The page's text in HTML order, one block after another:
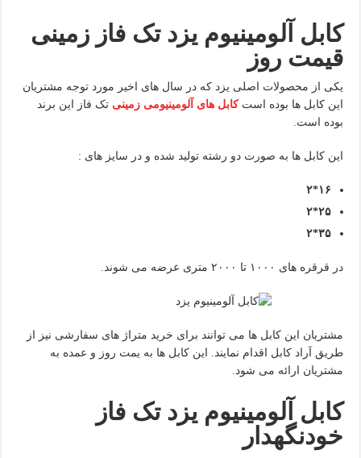
کابل آلومینیوم یزد تک فاز زمینی
قیمت روز
یکی از محصولات اصلی یزد که در سال های اخیر مورد توجه مشتریان
این کابل ها بوده استکابل های آلومینیومی زمینی تک فاز این برند
بوده است.
این کابل ها به صورت دو رشته تولید شده و در سایز های :
۱۶*۲
۲۵*۲
۳۵*۲
در قرقره های ۱۰۰۰ تا ۲۰۰۰ متری عرضه می شوند.
مشتریان این کابل ها می توانند برای خرید متراژ های سفارشی نیز از
طریق آراد کابل اقدام نمایند. این کابل ها به یمت روز و عمده به
مشتریان ارائه می شود.
کابل آلومینیوم یزد تک فاز
خودنگهدار